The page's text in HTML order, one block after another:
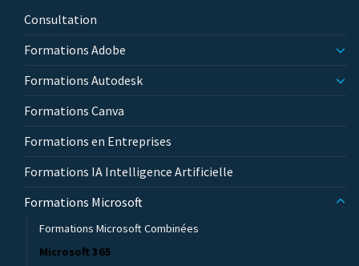
Consultation
Formations Adobe
Formations Autodesk
Formations Canva
Formations en Entreprises
Formations IA Intelligence Artificielle
Formations Microsoft
Formations Microsoft Combinées
Microsoft 365